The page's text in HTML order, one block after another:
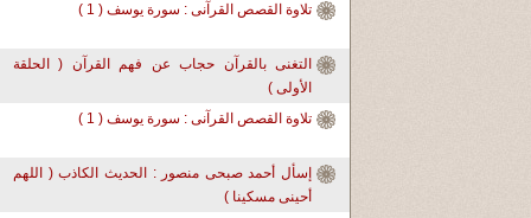
تلاوة القصص القرآنى : سورة يوسف ( 1 )
التغنى بالقرآن حجاب عن فهم القرآن ( الحلقة
الأولى )
تلاوة القصص القرآنى : سورة يوسف ( 1 )
إسأل أحمد صبحى منصور : الحديث الكاذب ( اللهم
أحينى مسكينا )